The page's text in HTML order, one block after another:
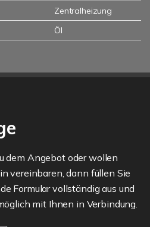
Zentralheizung
Öl
dem Angebot oder wollen
vereinbaren, dann füllen Sie
Formular vollständig aus und
mit Ihnen in Verbindung.